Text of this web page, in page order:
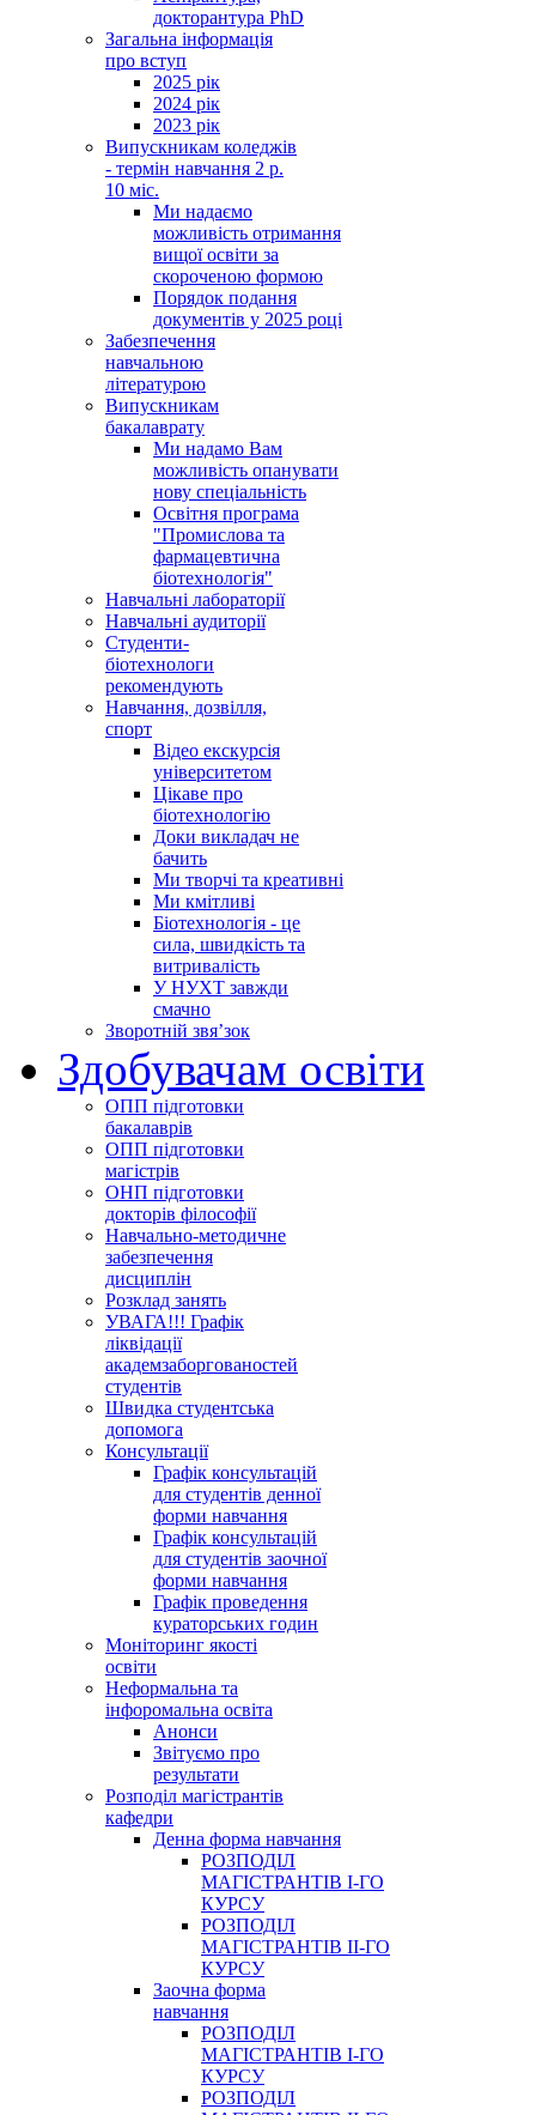
докторантура PhD
Загальна інформація
про вступ
2025 рік
2024 рік
2023 рік
Випускникам коледжів
- термін навчання 2 р.
10 міс.
Ми надаємо
можливість отримання
вищої освіти за
скороченою формою
Порядок подання
документів у 2025 році
Забезпечення
навчальною
літературою
Випускникам
бакалаврату
Ми надамо Вам
можливість опанувати
нову спеціальність
Освітня програма
"Промислова та
фармацевтична
біотехнологія"
Навчальні лабораторії
Навчальні аудиторії
Студенти-
біотехнологи
рекомендують
Навчання, дозвілля,
спорт
Відео екскурсія
університетом
Цікаве про
біотехнологію
Доки викладач не
бачить
Ми творчі та креативні
Ми кмітливі
Біотехнологія - це
сила, швидкість та
витривалість
У НУХТ завжди
смачно
Зворотній звя’зок
Здобувачам освіти
ОПП підготовки
бакалаврів
ОПП підготовки
магістрів
ОНП підготовки
докторів філософії
Навчально-методичне
забезпечення
дисциплін
Розклад занять
УВАГА!!! Графік
ліквідації
академзаборгованостей
студентів
Швидка студентська
допомога
Консультації
Графік консультацій
для студентів денної
форми навчання
Графік консультацій
для студентів заочної
форми навчання
Графік проведення
кураторських годин
Моніторинг якості
освіти
Неформальна та
інфоромальна освіта
Анонси
Звітуємо про
результати
Розподіл магістрантів
кафедри
Денна форма навчання
РОЗПОДІЛ
МАГІСТРАНТІВ І-ГО
КУРСУ
РОЗПОДІЛ
МАГІСТРАНТІВ ІІ-ГО
КУРСУ
Заочна форма
навчання
РОЗПОДІЛ
МАГІСТРАНТІВ І-ГО
КУРСУ
РОЗПОДІЛ